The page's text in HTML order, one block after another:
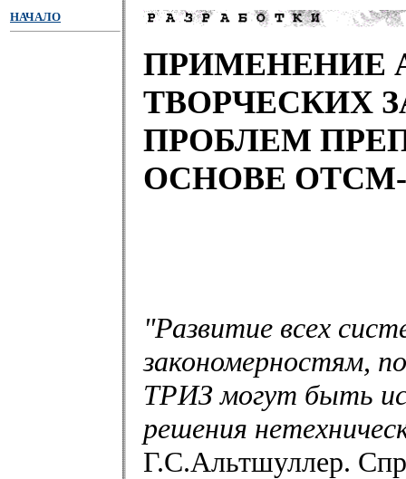
НАЧАЛО
ПРИМЕНЕНИЕ
ТВОРЧЕСКИХ
ПРОБЛЕМ
ОСНОВЕ
"Развитие всех
закономерностям,
ТРИЗ могут быть
решения
Г.С.Альтшуллер.